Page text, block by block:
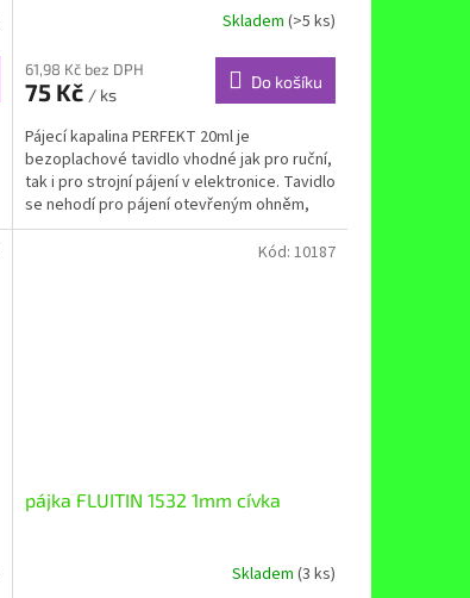
Skladem (>5 ks)
61,98 Kč bez DPH
75 Kč / ks
Do košíku
Pájecí kapalina PERFEKT 20ml je
bezoplachové tavidlo vhodné jak pro ruční,
tak i pro strojní pájení v elektronice. Tavidlo
se nehodí pro pájení otevřeným ohněm,
jedná se o...
pájka FLUITIN 1532 1mm cívka
Skladem (3 ks)
Kód: 10187